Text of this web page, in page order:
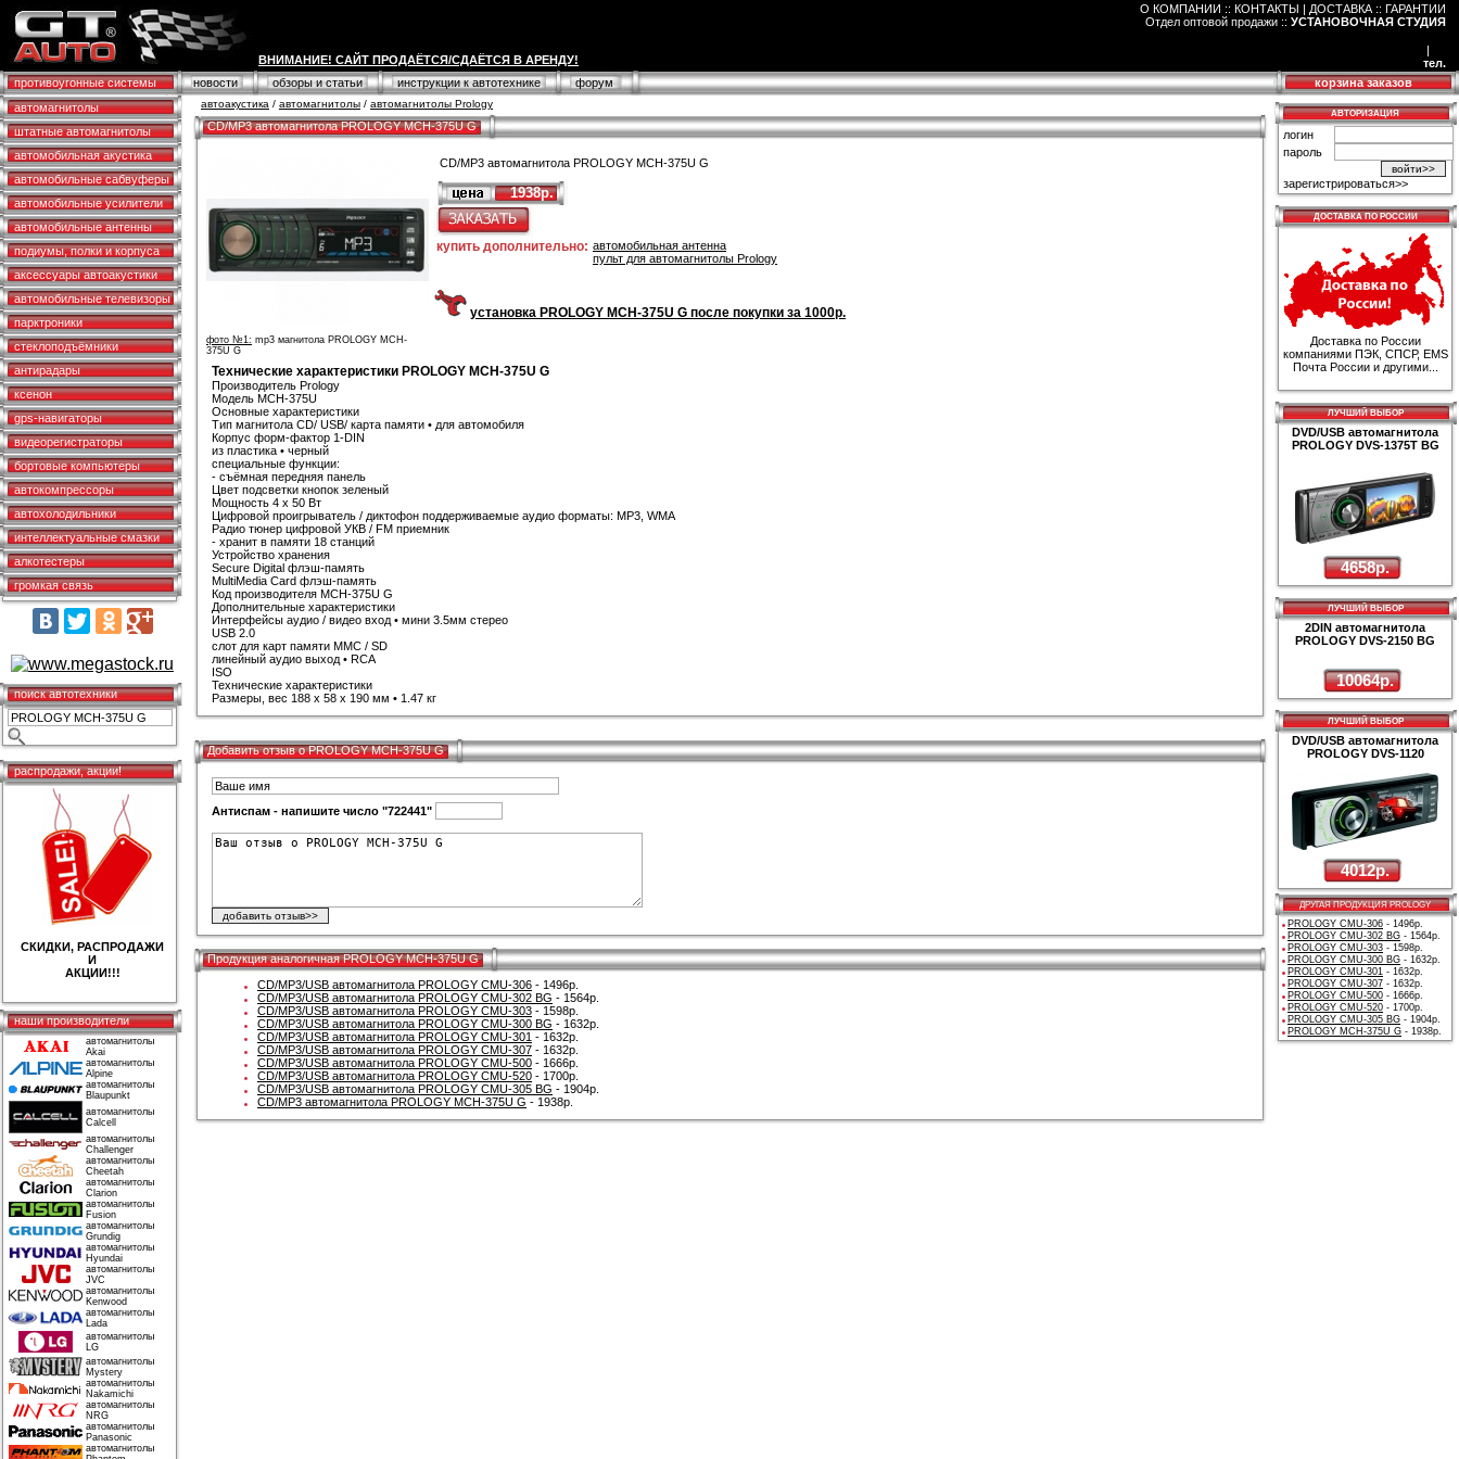
ВНИМАНИЕ! САЙТ ПРОДАЁТСЯ/СДАЁТСЯ В АРЕНДУ!
О КОМПАНИИ :: КОНТАКТЫ | ДОСТАВКА :: ГАРАНТИИ
Отдел оптовой продажи :: УСТАНОВОЧНАЯ СТУДИЯ
|
тел.
противоугонные системы
новости обзоры и статьи инструкции к автотехнике форум
корзина заказов
автомагнитолы
штатные автомагнитолы
автомобильная акустика
автомобильные сабвуферы
автомобильные усилители
автомобильные антенны
подиумы, полки и корпуса
аксессуары автоакустики
автомобильные телевизоры
парктроники
стеклоподъёмники
антирадары
ксенон
gps-навигаторы
видеорегистраторы
бортовые компьютеры
автокомпрессоры
автохолодильники
интеллектуальные смазки
алкотестеры
громкая связь
поиск автотехники
распродажи, акции!
СКИДКИ, РАСПРОДАЖИ
И
АКЦИИ!!!
наши производители
автомагнитолы
Akai
автомагнитолы
Alpine
автомагнитолы
Blaupunkt
автомагнитолы
Calcell
автомагнитолы
Challenger
автомагнитолы
Cheetah
автомагнитолы
Clarion
автомагнитолы
Fusion
автомагнитолы
Grundig
автомагнитолы
Hyundai
автомагнитолы
JVC
автомагнитолы
Kenwood
автомагнитолы
Lada
автомагнитолы
LG
автомагнитолы
Mystery
автомагнитолы
Nakamichi
автомагнитолы
NRG
автомагнитолы
Panasonic
автомагнитолы
автоакустика / автомагнитолы / автомагнитолы Prology
CD/MP3 автомагнитола PROLOGY MCH-375U G
фото №1: mp3 магнитола PROLOGY MCH-
375U G
CD/MP3 автомагнитола PROLOGY MCH-375U G
1938р.
купить дополнительно: автомобильная антенна
пульт для автомагнитолы Prology
установка PROLOGY MCH-375U G после покупки за 1000р.
Технические характеристики PROLOGY MCH-375U G
Производитель Prology
Модель MCH-375U
Основные характеристики
Тип магнитола CD/ USB/ карта памяти • для автомобиля
Корпус форм-фактор 1-DIN
из пластика • черный
специальные функции:
- съёмная передняя панель
Цвет подсветки кнопок зеленый
Мощность 4 x 50 Вт
Цифровой проигрыватель / диктофон поддерживаемые аудио форматы: MP3, WMA
Радио тюнер цифровой УКВ / FM приемник
- хранит в памяти 18 станций
Устройство хранения
Secure Digital флэш-память
MultiMedia Card флэш-память
Код производителя MCH-375U G
Дополнительные характеристики
Интерфейсы аудио / видео вход • мини 3.5мм стерео
USB 2.0
слот для карт памяти MMC / SD
линейный аудио выход • RCA
ISO
Технические характеристики
Размеры, вес 188 x 58 x 190 мм • 1.47 кг
Добавить отзыв о PROLOGY MCH-375U G
Антиспам - напишите число "722441"
Продукция аналогичная PROLOGY MCH-375U G
CD/MP3/USB автомагнитола PROLOGY CMU-306 - 1496р.
CD/MP3/USB автомагнитола PROLOGY CMU-302 BG - 1564р.
CD/MP3/USB автомагнитола PROLOGY CMU-303 - 1598р.
CD/MP3/USB автомагнитола PROLOGY CMU-300 BG - 1632р.
CD/MP3/USB автомагнитола PROLOGY CMU-301 - 1632р.
CD/MP3/USB автомагнитола PROLOGY CMU-307 - 1632р.
CD/MP3/USB автомагнитола PROLOGY CMU-500 - 1666р.
CD/MP3/USB автомагнитола PROLOGY CMU-520 - 1700р.
CD/MP3/USB автомагнитола PROLOGY CMU-305 BG - 1904р.
CD/MP3 автомагнитола PROLOGY MCH-375U G - 1938р.
АВТОРИЗАЦИЯ
логин
пароль
зарегистрироваться>>
ДОСТАВКА ПО РОССИИ
Доставка по России
компаниями ПЭК, СПСР, EMS
Почта России и другими...
ЛУЧШИЙ ВЫБОР
DVD/USB автомагнитола
PROLOGY DVS-1375T BG
4658р.
ЛУЧШИЙ ВЫБОР
2DIN автомагнитола
PROLOGY DVS-2150 BG
10064р.
ЛУЧШИЙ ВЫБОР
DVD/USB автомагнитола
PROLOGY DVS-1120
4012р.
ДРУГАЯ ПРОДУКЦИЯ PROLOGY
PROLOGY CMU-306 - 1496р.
PROLOGY CMU-302 BG - 1564р.
PROLOGY CMU-303 - 1598р.
PROLOGY CMU-300 BG - 1632р.
PROLOGY CMU-301 - 1632р.
PROLOGY CMU-307 - 1632р.
PROLOGY CMU-500 - 1666р.
PROLOGY CMU-520 - 1700р.
PROLOGY CMU-305 BG - 1904р.
PROLOGY MCH-375U G - 1938р.